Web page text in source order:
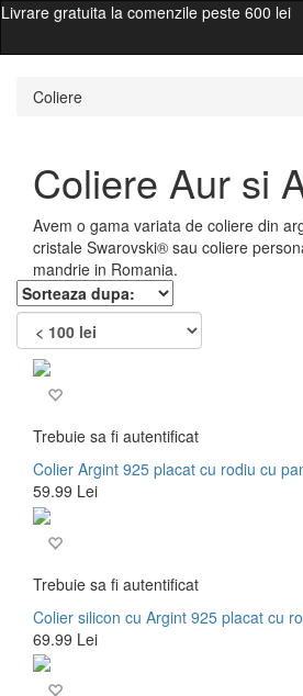
Livrare gratuita la comenzile peste 600 lei
Coliere
Coliere Aur si
Avem o gama variata de coliere din
cristale Swarovski® sau coliere
mandrie in Romania.
Trebuie sa fi autentificat
Colier Argint 925 placat cu rodiu cu
59.99 Lei
Trebuie sa fi autentificat
Colier silicon cu Argint 925 placat cu
69.99 Lei